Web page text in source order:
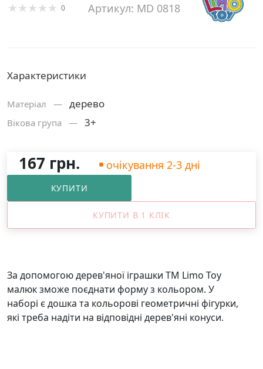
0 Артикул: MD 0818
Характеристики
Матерiал — дерево
Вікова група — 3+
167 грн. очікування 2-3 дні
КУПИТИ
КУПИТИ В 1 КЛІК
За допомогою дерев'яної іграшки ТМ Limo Toy
малюк зможе поєднати форму з кольором. У
наборі є дошка та кольорові геометричні фігурки,
які треба надіти на відповідні дерев'яні конуси.